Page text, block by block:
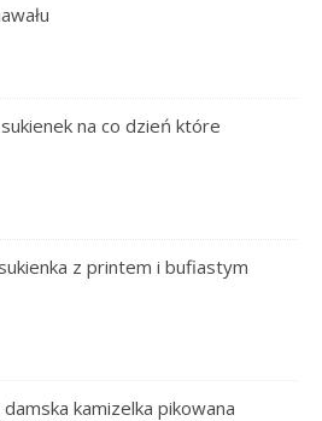
na co dzień które
z printem i bufiastym
kamizelka pikowana